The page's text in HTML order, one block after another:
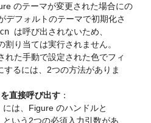
のテーマが変更された場合にの
デフォルトのテーマで初期化さ
は呼び出されないため、
割り当ては実行されません。
れた手動で設定された色でフィ
るには、2つの方法がありま
直接呼び出す：
には、Figure のハンドルと
という2つの必須入力引数があ